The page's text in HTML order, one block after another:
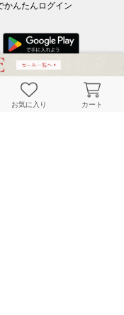
かんたんログイン
お気に入り カート